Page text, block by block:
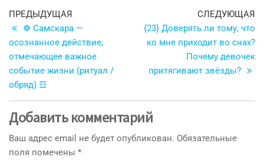
Навигация
по
записям
Предыдущая
запись
ПРЕДЫДУЩАЯ
☸ Самскара —
осознанное действие,
отмечающее важное
событие жизни (ритуал /
обряд) ☲
СЛЕДУЮЩАЯ
{23} Доверять ли тому, что
ко мне приходит во снах?
Почему девочек
притягивают звёзды?
Добавить комментарий
Ваш адрес email не будет опубликован. Обязательные
поля помечены *